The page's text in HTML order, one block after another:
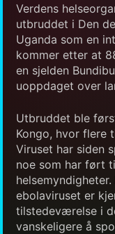
Verdens
utbruddet i Den
Uganda som en
kommer etter at
en sjelden
uoppdaget over
Utbruddet ble
Kongo, hvor flere
Viruset har siden
noe som har ført
ebolaviruset er
tilstedeværelse i
vanskeligere å